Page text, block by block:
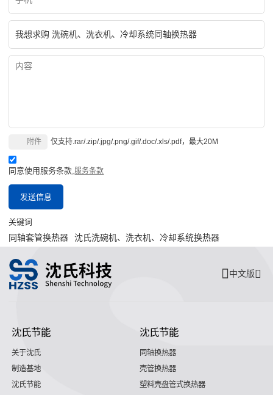
仅支持.rar/.zip/.jpg/.png/.gif/.doc/.xls/.pdf，最大20M
附件
同意使用服务条款, 服务条款
发送信息
关键词
同轴套管换热器 沈氏洗碗机、洗衣机、冷却系统换热器
中文版
沈氏节能
关于沈氏
制造基地
沈氏节能
沈氏节能
同轴换热器
壳管换热器
塑料壳盘管式换热器